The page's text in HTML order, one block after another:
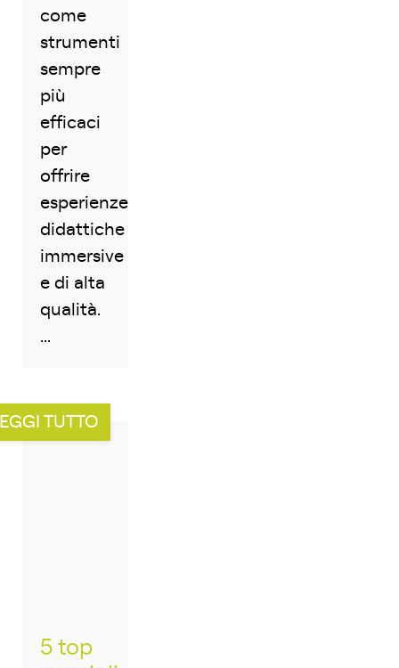
come
strumenti
sempre
più
efficaci
per
offrire
esperienze
didattiche
immersive
e di alta
qualità.
...
TUTTO
5 top